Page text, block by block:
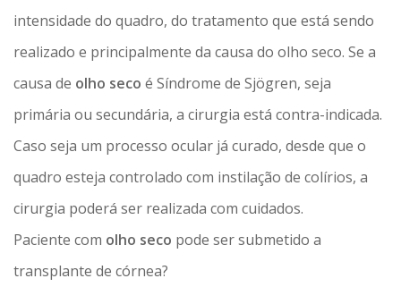
intensidade do quadro, do tratamento que está sendo
realizado e principalmente da causa do olho seco. Se a
causa de olho seco é Síndrome de Sjögren, seja
primária ou secundária, a cirurgia está contra-indicada.
Caso seja um processo ocular já curado, desde que o
quadro esteja controlado com instilação de colírios, a
cirurgia poderá ser realizada com cuidados.
Paciente com olho seco pode ser submetido a
transplante de córnea?